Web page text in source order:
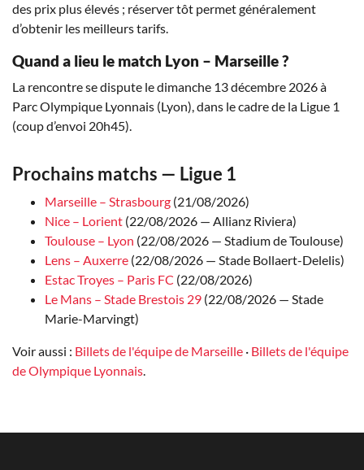
des prix plus élevés ; réserver tôt permet généralement
d’obtenir les meilleurs tarifs.
Quand a lieu le match Lyon – Marseille ?
La rencontre se dispute le dimanche 13 décembre 2026 à
Parc Olympique Lyonnais (Lyon), dans le cadre de la Ligue 1
(coup d’envoi 20h45).
Prochains matchs — Ligue 1
Marseille – Strasbourg (21/08/2026)
Nice – Lorient (22/08/2026 — Allianz Riviera)
Toulouse – Lyon (22/08/2026 — Stadium de Toulouse)
Lens – Auxerre (22/08/2026 — Stade Bollaert-Delelis)
Estac Troyes – Paris FC (22/08/2026)
Le Mans – Stade Brestois 29 (22/08/2026 — Stade
Marie-Marvingt)
Voir aussi : Billets de l'équipe de Marseille · Billets de l'équipe
de Olympique Lyonnais.